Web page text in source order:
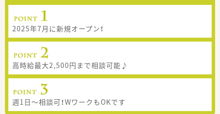
2025年7月に新規オープン！
高時給最大2,500円まで相談可能♪
週1日～相談可！WワークもOKです